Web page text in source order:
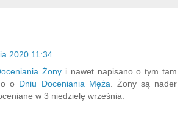
2020 11:34
Żony i nawet napisano o tym tam
o Dniu Doceniania Męża . Żony są nader
w 3 niedzielę września.